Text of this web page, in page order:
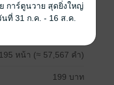
pdf, epub(สารบัญ)
195 หน้า (≈ 57,567 คำ)
199 บาท
การ์ตูนวาย สุดยิ่งใหญ่
ที่ 31 ก.ค. - 16 ส.ค.